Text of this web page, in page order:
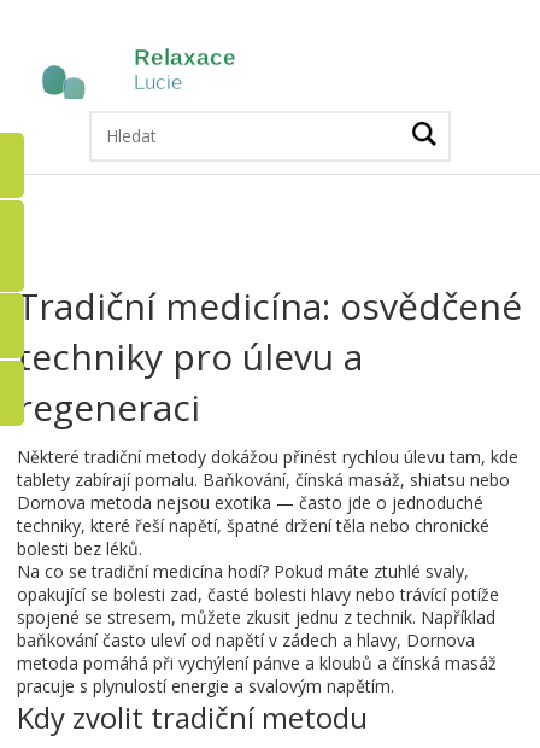
Tradiční medicína: osvědčené
techniky pro úlevu a
regeneraci
Některé tradiční metody dokážou přinést rychlou úlevu tam, kde
tablety zabírají pomalu. Baňkování, čínská masáž, shiatsu nebo
Dornova metoda nejsou exotika — často jde o jednoduché
techniky, které řeší napětí, špatné držení těla nebo chronické
bolesti bez léků.
Na co se tradiční medicína hodí? Pokud máte ztuhlé svaly,
opakující se bolesti zad, časté bolesti hlavy nebo trávící potíže
spojené se stresem, můžete zkusit jednu z technik. Například
baňkování často uleví od napětí v zádech a hlavy, Dornova
metoda pomáhá při vychýlení pánve a kloubů a čínská masáž
pracuje s plynulostí energie a svalovým napětím.
Kdy zvolit tradiční metodu